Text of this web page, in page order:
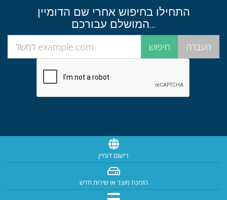
התחילו בחיפוש אחרי שם הדומיין
המושלם עבורכם...
רישום דומיין
הזמנת מוצר או שירות חדש